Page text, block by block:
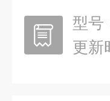
型号
更新